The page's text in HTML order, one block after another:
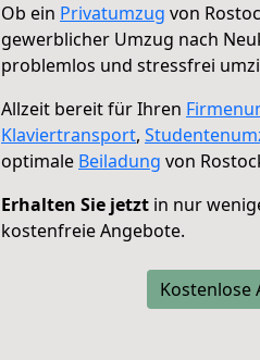
Ob ein Privatumzug von
gewerblicher Umzug nach
problemlos und stressfrei
Allzeit bereit für Ihren
Klaviertransport,
optimale Beiladung von
Erhalten Sie jetzt in nur
kostenfreie Angebote.
Kostenlose